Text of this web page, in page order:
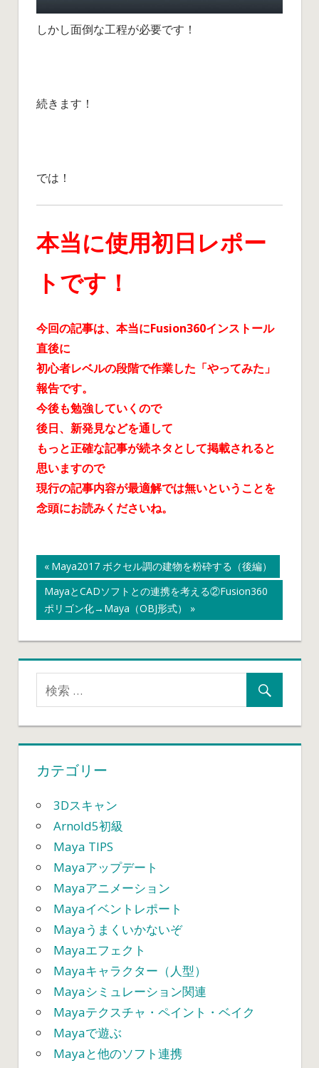
しかし面倒な工程が必要です！
続きます！
では！
本当に使用初日レポー
トです！
今回の記事は、本当にFusion360インストール
直後に
初心者レベルの段階で作業した「やってみた」
報告です。
今後も勉強していくので
後日、新発見などを通して
もっと正確な記事が続ネタとして掲載されると
思いますので
現行の記事内容が最適解では無いということを
念頭にお読みくださいね。
FUSION360
投
稿
ビ
ゲ
ー
ン
前
の
記
事:
Maya2017 ボクセル調の建物を粉砕する（後編）
次
の
事:
MayaとCADソフトとの連携を考える②Fusion360
ポリゴン化→Maya（OBJ形式）
カテゴリー
3Dスキャン
Arnold5初級
Maya TIPS
Mayaアップデート
Mayaアニメーション
Mayaイベントレポート
Mayaうまくいかないぞ
Mayaエフェクト
Mayaキャラクター（人型）
Mayaシミュレーション関連
Mayaテクスチャ・ペイント・ベイク
Mayaで遊ぶ
Mayaと他のソフト連携